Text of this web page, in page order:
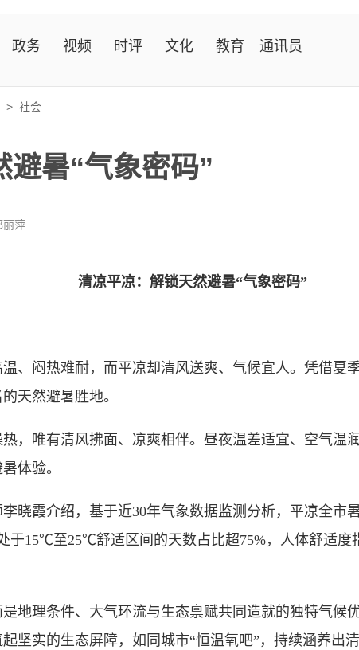
政务 视频 时评 文化 教育 通讯员
> 社会
暑“气象密码”
丽萍
清凉平凉：解锁天然避暑“气象密码”
闷热难耐，而平凉却清风送爽、气候宜人。凭借夏
天然避暑胜地。
唯有清风拂面、凉爽相伴。昼夜温差适宜、空气温
体验。
霞介绍，基于近30年气象数据监测分析，平凉全市
于15℃至25℃舒适区间的天数占比超75%，人体舒适度
理条件、大气环流与生态禀赋共同造就的独特气候优
坚实的生态屏障，如同城市“恒温氧吧”，持续涵养出